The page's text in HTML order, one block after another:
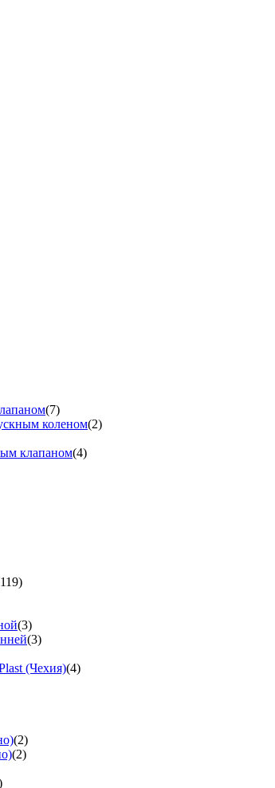
(7)
коленом(2)
клапаном(4)
(3)
(3)
(Чехия)(4)
(2)
(2)